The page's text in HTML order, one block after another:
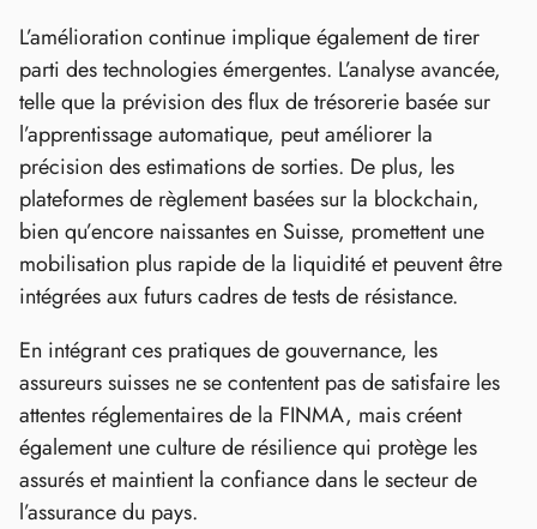
L’amélioration continue implique également de tirer
parti des technologies émergentes. L’analyse avancée,
telle que la prévision des flux de trésorerie basée sur
l’apprentissage automatique, peut améliorer la
précision des estimations de sorties. De plus, les
plateformes de règlement basées sur la blockchain,
bien qu’encore naissantes en Suisse, promettent une
mobilisation plus rapide de la liquidité et peuvent être
intégrées aux futurs cadres de tests de résistance.
En intégrant ces pratiques de gouvernance, les
assureurs suisses ne se contentent pas de satisfaire les
attentes réglementaires de la FINMA, mais créent
également une culture de résilience qui protège les
assurés et maintient la confiance dans le secteur de
l’assurance du pays.